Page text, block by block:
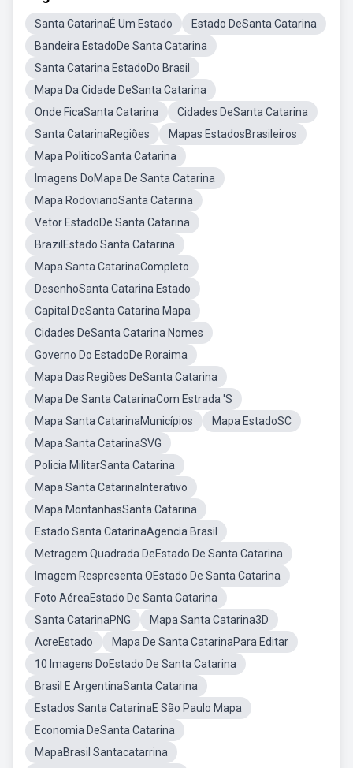
Santa CatarinaÉ Um Estado
Estado DeSanta Catarina
Bandeira EstadoDe Santa Catarina
Santa Catarina EstadoDo Brasil
Mapa Da Cidade DeSanta Catarina
Onde FicaSanta Catarina
Cidades DeSanta Catarina
Santa CatarinaRegiões
Mapas EstadosBrasileiros
Mapa PoliticoSanta Catarina
Imagens DoMapa De Santa Catarina
Mapa RodoviarioSanta Catarina
Vetor EstadoDe Santa Catarina
BrazilEstado Santa Catarina
Mapa Santa CatarinaCompleto
DesenhoSanta Catarina Estado
Capital DeSanta Catarina Mapa
Cidades DeSanta Catarina Nomes
Governo Do EstadoDe Roraima
Mapa Das Regiões DeSanta Catarina
Mapa De Santa CatarinaCom Estrada 'S
Mapa Santa CatarinaMunicípios
Mapa EstadoSC
Mapa Santa CatarinaSVG
Policia MilitarSanta Catarina
Mapa Santa CatarinaInterativo
Mapa MontanhasSanta Catarina
Estado Santa CatarinaAgencia Brasil
Metragem Quadrada DeEstado De Santa Catarina
Imagem Respresenta OEstado De Santa Catarina
Foto AéreaEstado De Santa Catarina
Santa CatarinaPNG
Mapa Santa Catarina3D
AcreEstado
Mapa De Santa CatarinaPara Editar
10 Imagens DoEstado De Santa Catarina
Brasil E ArgentinaSanta Catarina
Estados Santa CatarinaE São Paulo Mapa
Economia DeSanta Catarina
MapaBrasil Santacatarrina